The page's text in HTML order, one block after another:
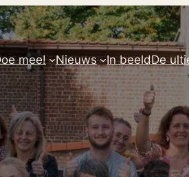
mee! Nieuws In beeldDe